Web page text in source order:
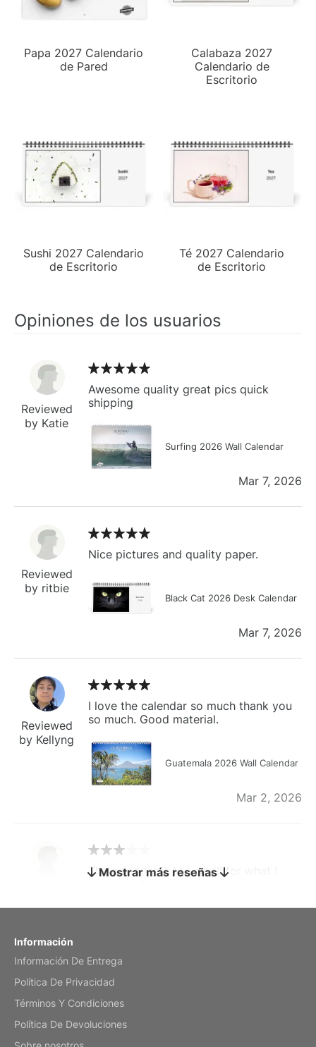
Papa 2027 Calendario
de Pared
Calabaza 2027
Calendario de
Escritorio
Sushi 2027 Calendario
de Escritorio
Té 2027 Calendario
de Escritorio
Opiniones de los usuarios
Reviewed
by Katie
Awesome quality great pics quick
shipping
Surfing 2026 Wall Calendar
Mar 7, 2026
Reviewed
by ritbie
Nice pictures and quality paper.
Black Cat 2026 Desk Calendar
Mar 7, 2026
Reviewed
by Kellyng
I love the calendar so much thank you
so much. Good material.
Guatemala 2026 Wall Calendar
Mar 2, 2026
by charles
The calendar is too small for what I
Mostrar más reseñas
Información
Información De Entrega
Política De Privacidad
Términos Y Condiciones
Política De Devoluciones